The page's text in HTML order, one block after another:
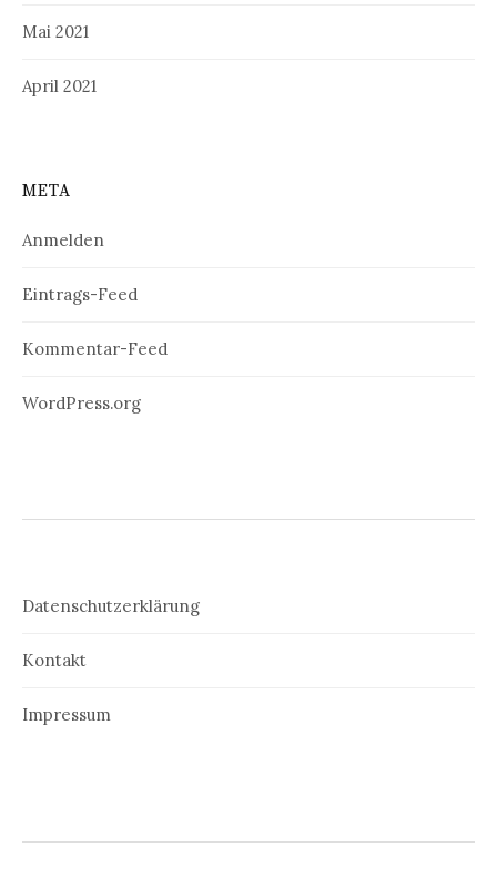
Mai 2021
April 2021
META
Anmelden
Eintrags-Feed
Kommentar-Feed
WordPress.org
Datenschutzerklärung
Kontakt
Impressum